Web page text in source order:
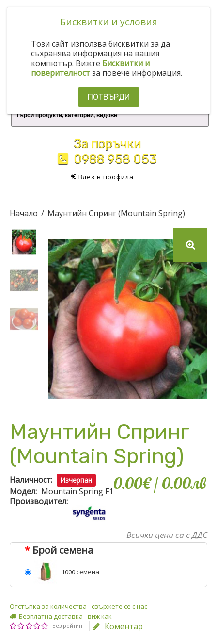
Бисквитки и условия
Този сайт използва бисквитки за да
съхранява информация на вашия
компютър. Вижте Бисквитки и
поверителностза повече информация.
ПОТВЪРДИ
За поръчки
0988 958 053
Влез в профила
Начало Маунтийн Спринг (Mountain Spring)
Маунтийн Спринг
(Mountain Spring)
Наличност: Изчерпан
Модел: Mountain Spring F1
Производител:
0.00€/ 0.00лв
Всички цени са с ДДС
Брой семена
1000 семена
Отстъпка за количества - свържете се с нас
Безплатна доставка - виж как
Без рейтинг Коментар